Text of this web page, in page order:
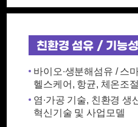
친환경 섬유 / 기능
바이오∙생분해섬유 / 스
헬스케어, 항균, 체온조
염∙가공 기술, 친환경 생
혁신기술 및 사업모델